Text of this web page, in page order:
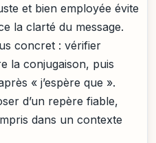
et bien employée évite
la clarté du message.
concret : vérifier
la conjugaison, puis
« j’espère que ».
d’un repère fiable,
dans un contexte